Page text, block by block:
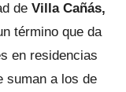
de Villa Cañás,
término que da
en residencias
suman a los de